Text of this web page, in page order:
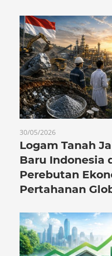
30/05/2026
Logam Tanah
Baru Indonesia
Perebutan
Pertahanan